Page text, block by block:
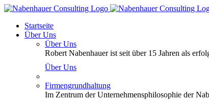
Zum
springenStartseite
Über Uns
Über Uns
Robert Nabenhauer ist seit über 15 Jahren als
Über Uns
Firmengrundhaltung
Im Zentrum der Unternehmensphilosophie der